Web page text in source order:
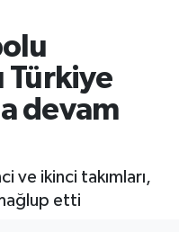
Türkiye
devam
ve ikinci takımları,
etti